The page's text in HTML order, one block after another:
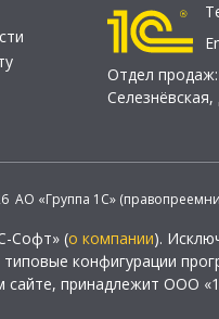
Отдел продаж:
Селезнёвская,
АО «Группа 1С»
Софт» (о компании).
конфигурации
сайте, принадлежит ООО